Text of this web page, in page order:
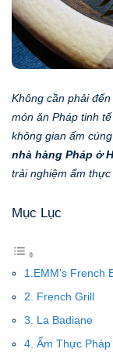
Không cần phải
món ăn Pháp tinh
không gian ấm
nhà hàng Pháp ở
trải nghiệm ẩm
Mục Lục
1.EMM’s French
2. French Grill
3. La Badiane
4. Ẩm Thực